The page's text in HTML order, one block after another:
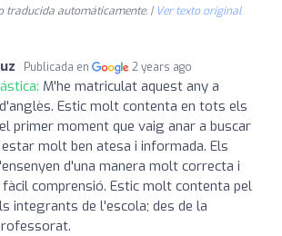
traducida automáticamente. | Ver texto original
Publicada en 2 years ago
M'he matriculat aquest any a
Estic molt contenta en tots els
primer moment que vaig anar a buscar
molt ben atesa i informada. Els
d'una manera molt correcta i
comprensió. Estic molt contenta pel
integrants de l'escola; des de la